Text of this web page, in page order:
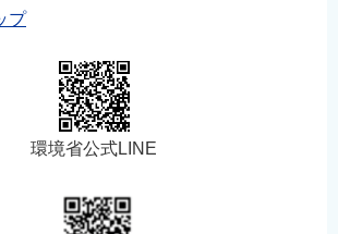
プ
環境省公式LINE